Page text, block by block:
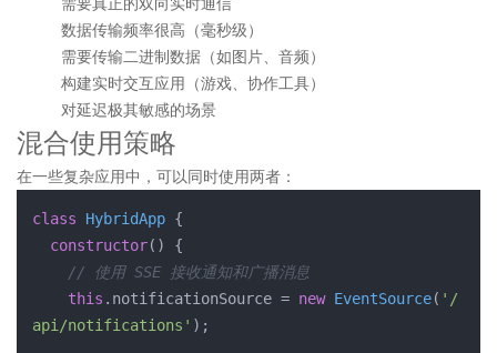
数据传输频率很高（毫秒级）
需要传输二进制数据（如图片、音频）
构建实时交互应用（游戏、协作工具）
对延迟极其敏感的场景
混合使用策略
在一些复杂应用中，可以同时使用两者：
class HybridApp {
constructor( ) {
// 使用 SSE 接收通知和广播消息
this . notificationSource = new EventSource( '/
api/notifications' );